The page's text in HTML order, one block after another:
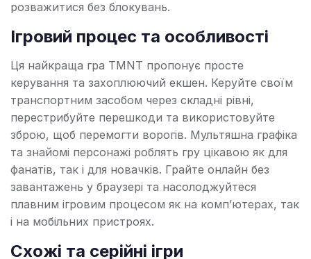
розважитися без блокувань.
Ігровий процес та особливості
Ця найкраща гра TMNT пропонує просте
керування та захоплюючий екшен. Керуйте своїм
транспортним засобом через складні рівні,
перестрибуйте перешкоди та використовуйте
зброю, щоб перемогти ворогів. Мультяшна графіка
та знайомі персонажі роблять гру цікавою як для
фанатів, так і для новачків. Грайте онлайн без
завантажень у браузері та насолоджуйтеся
плавним ігровим процесом як на комп’ютерах, так
і на мобільних пристроях.
Схожі та серійні ігри